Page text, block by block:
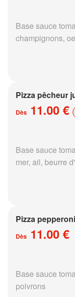
Base sauce
champignons,
Pizza pêcheur
Dès 11.00 €
Base sauce
mer, ail, beurre
Pizza
Dès 11.00 €
Base sauce
poivrons